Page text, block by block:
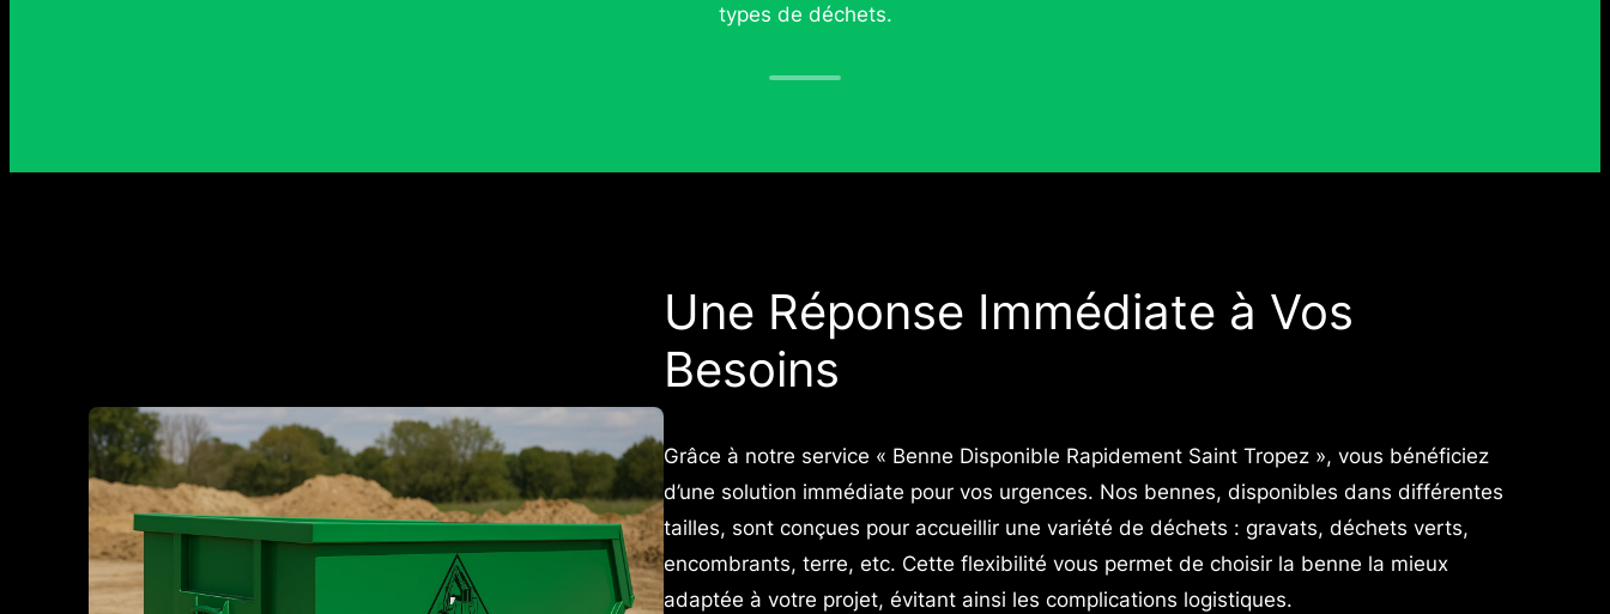
types de déchets.
Une Réponse Immédiate à Vos
Besoins
Grâce à notre service « Benne Disponible Rapidement Saint Tropez », vous bénéficiez
d’une solution immédiate pour vos urgences. Nos bennes, disponibles dans différentes
tailles, sont conçues pour accueillir une variété de déchets : gravats, déchets verts,
encombrants, terre, etc. Cette flexibilité vous permet de choisir la benne la mieux
adaptée à votre projet, évitant ainsi les complications logistiques.